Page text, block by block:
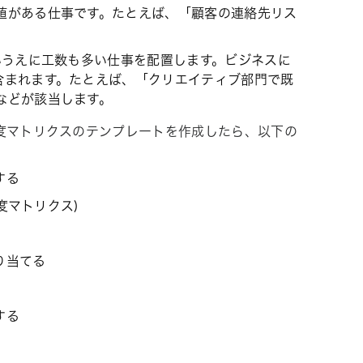
ある仕事です。たとえば、「顧客の連絡先リス
えに工数も多い仕事を配置します。ビジネスに
れます。たとえば、「クリエイティブ部門で既
どが該当します。
トリクスのテンプレートを作成したら、以下の
る
マトリクス)
当てる
る